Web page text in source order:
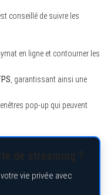
conseillé de suivre les
en ligne et contourner les
, garantissant ainsi une
pop-up qui peuvent
vie privée avec